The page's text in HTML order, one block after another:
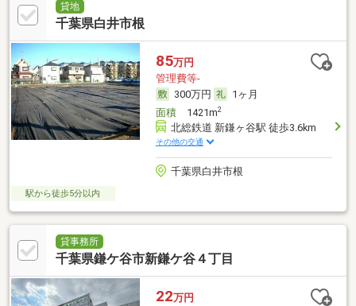
貸地
千葉県白井市根
85万円
管理費等-
300万円
1ヶ月
面積1421m2
北総鉄道 新鎌ヶ谷駅 徒歩3.6km
その他の交通
千葉県白井市根
駅から徒歩5分以内
貸事務所
千葉県鎌ケ谷市新鎌ケ谷４丁目
22万円